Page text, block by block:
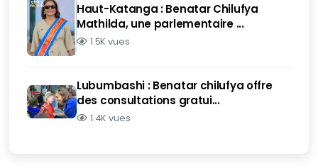
Haut-Katanga : Benatar Chilufya
Mathilda, une parlementaire ...
1.5K vues
Lubumbashi : Benatar chilufya offre
des consultations gratui...
1.4K vues